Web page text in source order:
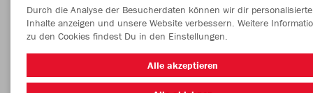
Durch die Analyse der Besucherdaten können wir dir personalisierte
Inhalte anzeigen und unsere Website verbessern. Weitere
zu den Cookies findest Du in den Einstellungen.
Alle akzeptieren